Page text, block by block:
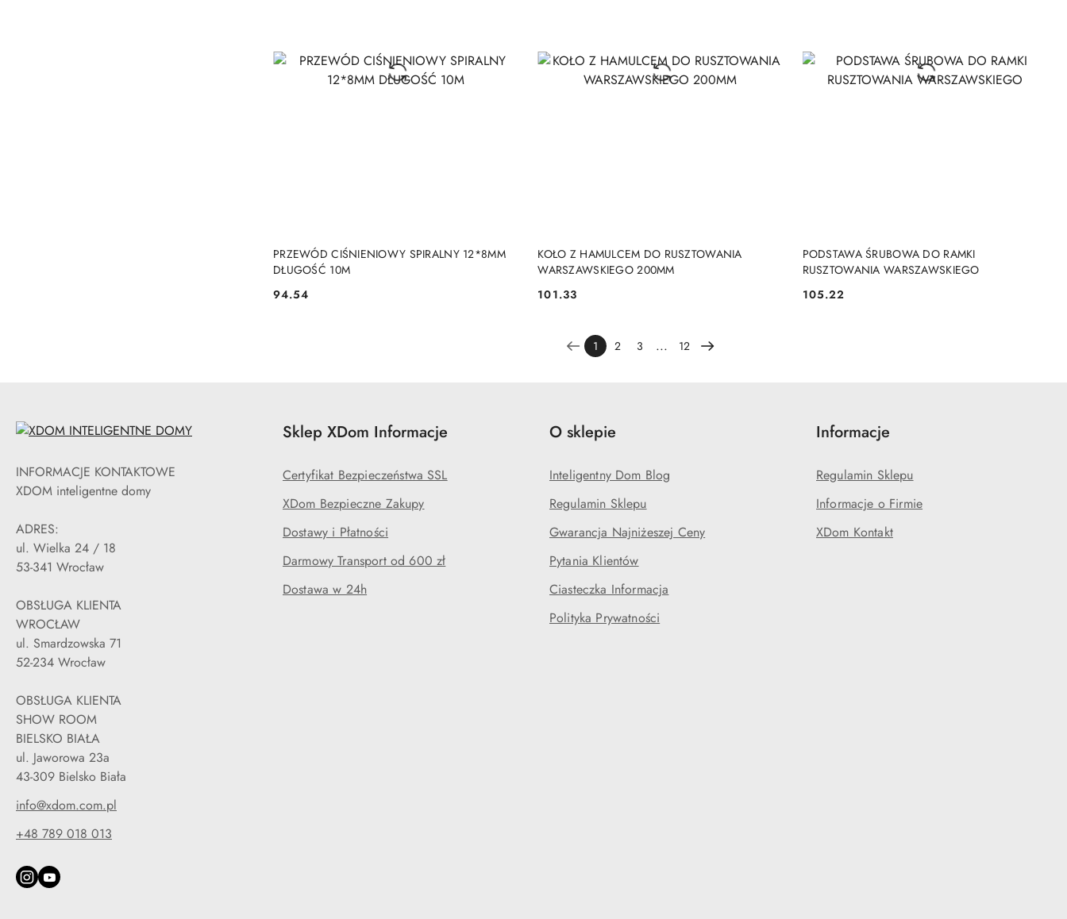
PRZEWÓD CIŚNIENIOWY SPIRALNY 12*8MM
DŁUGOŚĆ 10M
Cena:
94.54
DODAJ DO KOSZYKA
KOŁO Z HAMULCEM DO RUSZTOWANIA
WARSZAWSKIEGO 200MM
Cena:
101.33
DODAJ DO KOSZYKA
PODSTAWA ŚRUBOWA DO RAMKI
RUSZTOWANIA WARSZAWSKIEGO
Cena:
105.22
DODAJ DO KOSZYKA
1 2 3 ... 12
INFORMACJE KONTAKTOWE
XDOM inteligentne domy
ADRES:
ul. Wielka 24 / 18
53-341 Wrocław
OBSŁUGA KLIENTA
WROCŁAW
ul. Smardzowska 71
52-234 Wrocław
OBSŁUGA KLIENTA
SHOW ROOM
BIELSKO BIAŁA
ul. Jaworowa 23a
43-309 Bielsko Biała
info@xdom.com.pl
+48 789 018 013
Sklep XDom Informacje
Certyfikat Bezpieczeństwa SSL
XDom Bezpieczne Zakupy
Dostawy i Płatności
Darmowy Transport od 600 zł
Dostawa w 24h
O sklepie
Inteligentny Dom Blog
Regulamin Sklepu
Gwarancja Najniżeszej Ceny
Pytania Klientów
Ciasteczka Informacja
Polityka Prywatności
Informacje
Regulamin Sklepu
Informacje o Firmie
XDom Kontakt